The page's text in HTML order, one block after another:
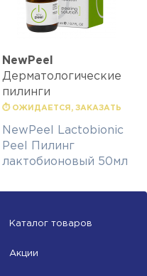
NewPeel
Дерматологические
пилинги
⏱ ОЖИДАЕТСЯ, ЗАКАЗАТЬ
NewPeel Lactobionic
Peel Пилинг
лактобионовый 50мл
Каталог товаров
Акции